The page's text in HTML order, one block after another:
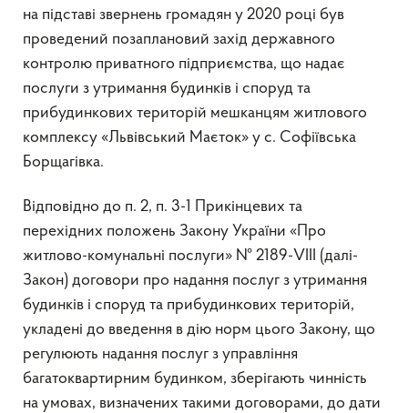
на підставі звернень громадян у 2020 році був
проведений позаплановий захід державного
контролю приватного підприємства, що надає
послуги з утримання будинків і споруд та
прибудинкових територій мешканцям житлового
комплексу «Львівський Маєток» у с. Софіївська
Борщагівка.
Відповідно до п. 2, п. 3-1 Прикінцевих та
перехідних положень Закону України «Про
житлово-комунальні послуги» № 2189-VIII (далі-
Закон) договори про надання послуг з утримання
будинків і споруд та прибудинкових територій,
укладені до введення в дію норм цього Закону, що
регулюють надання послуг з управління
багатоквартирним будинком, зберігають чинність
на умовах, визначених такими договорами, до дати